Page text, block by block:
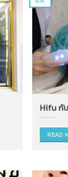
Hifu กั
READ